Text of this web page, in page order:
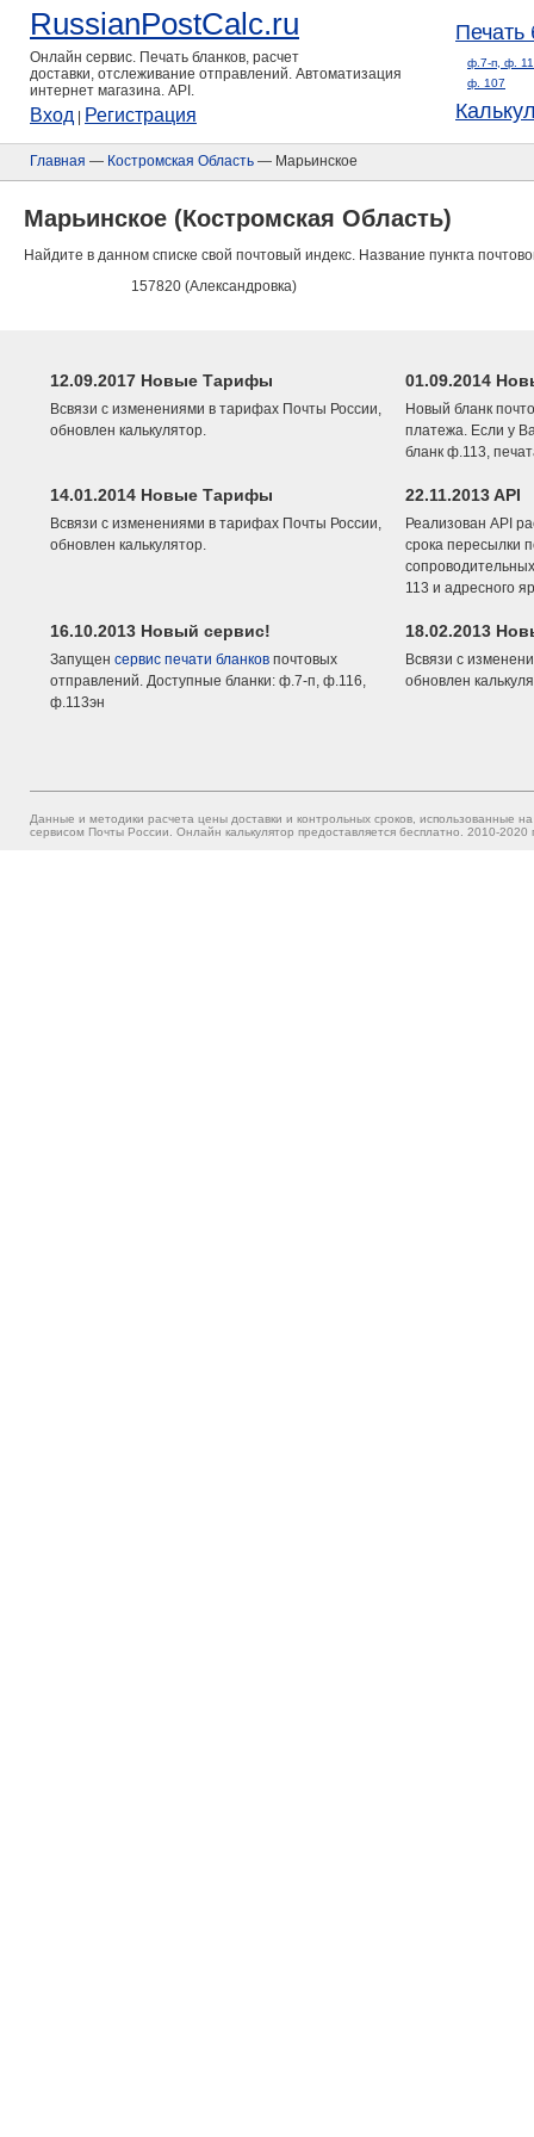
RussianPostCalc.ru
Онлайн сервис. Печать бланков, расчет
доставки, отслеживание отправлений. Автоматизация
интернет магазина. API.
Вход Регистрация
Печать
ф.7-п, ф.
ф. 107
Главная — Костромская Область — Марьинское
Марьинское (Костромская Область)
Найдите в данном списке свой почтовый индекс. Название пункта
157820 (Александровка)
12.09.2017 Новые Тарифы
Всвязи с изменениями в тарифах Почты России,
обновлен калькулятор.
01.09.2014
Новый бланк
платежа. Если у
бланк ф.113,
14.01.2014 Новые Тарифы
Всвязи с изменениями в тарифах Почты России,
обновлен калькулятор.
22.11.2013 API
Реализован API
срока пересылки
113 и адресного
16.10.2013 Новый сервис!
Запущен сервис печати бланков почтовых
отправлений. Доступные бланки: ф.7-п, ф.116,
ф.113эн
18.02.2013
Всвязи с
обновлен
Данные и методики расчета цены доставки и контрольных сроков, использованные
сервисом Почты России. Онлайн калькулятор предоставляется бесплатно. 2010-2020